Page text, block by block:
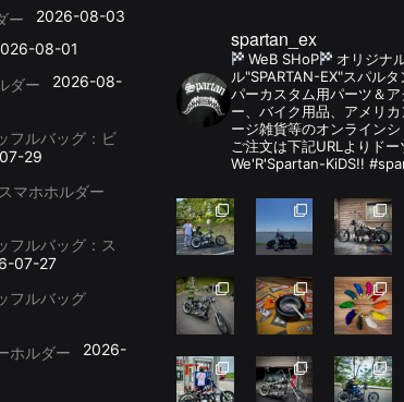
ー
2026-08-03
08-01
ダー
2026-08-
フルバッグ：ビ
29
マホホルダー
フルバッグ：ス
07-27
フルバッグ
ホルダー
2026-
spartan_ex
WeB SHoP
オリジナ
ル"SPARTAN-EX"スパル
パーカスタム用パーツ＆
ー、バイク用品、アメリ
ージ雑貨等のオンライン
ご注文は下記URLよりドー
We'R'Spartan-KiDS!!